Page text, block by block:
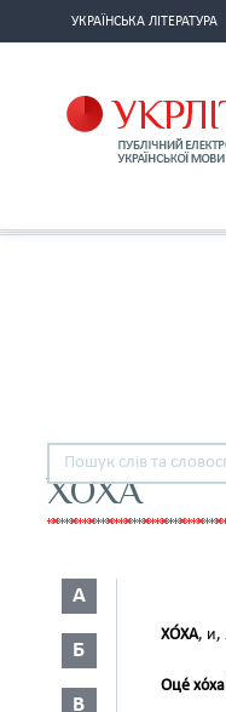
УКРАЇНСЬКА ЛІТЕРАТУРА
ХОХА
А
Б
В
ХО́ХА, и,
Оце́ хо́ха